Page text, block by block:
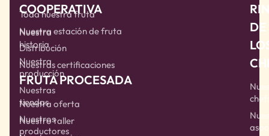
COOPERATIVA
Nuestra
historia
Nuestra
producción
Nuestras
tiendas
Nuestros
productores
Toda nuestra fruta
Nuestra estación de fruta
Distribución
Nuestras certificaciones
FRUTA PROCESADA
Nuestra oferta
Nuestro taller
DE